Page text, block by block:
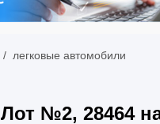
/ легковые автомобили
Лот №2, 28464